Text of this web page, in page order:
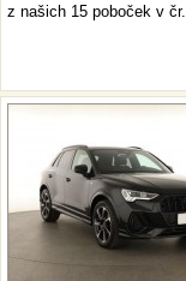
z našich 15 poboček v čr.